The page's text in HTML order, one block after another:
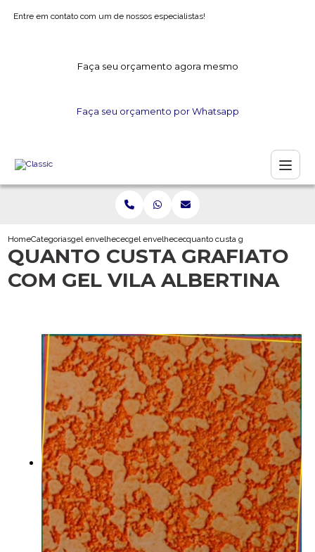
Entre em contato com um de nossos especialistas!
Faça seu orçamento agora mesmo
Faça seu orçamento por Whatsapp
HomeCategoriasgel envelhecedorgel envelhecedor para madeiraquanto custa grafiato com gel
QUANTO CUSTA GRAFIATO
COM GEL VILA ALBERTINA